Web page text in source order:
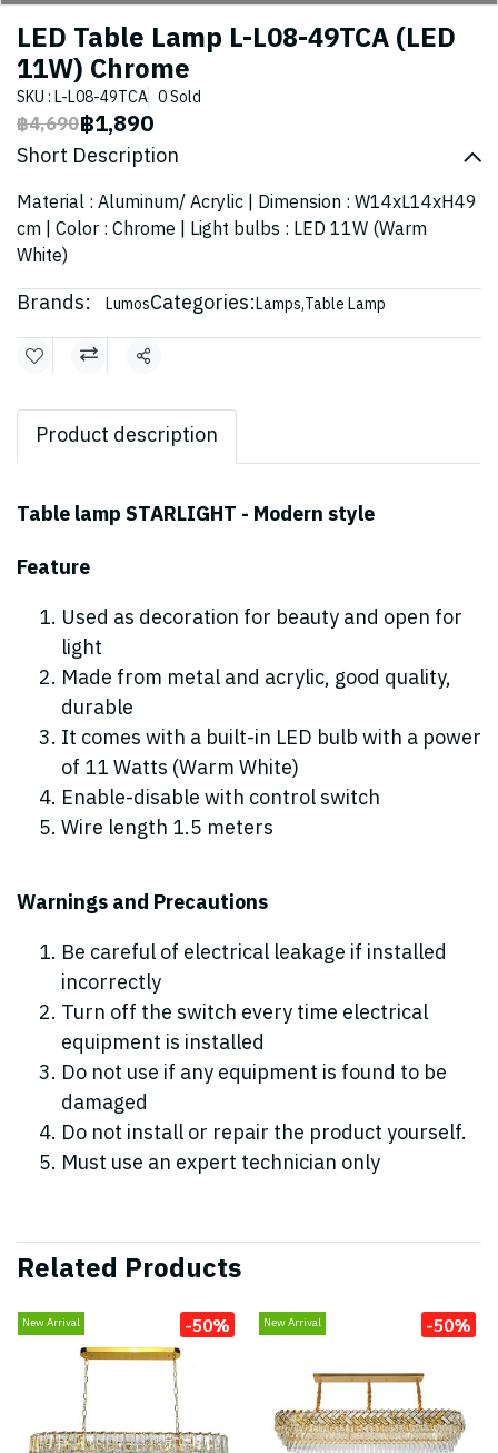
LED Table Lamp L-L08-49TCA (LED
11W) Chrome
SKU : L-L08-49TCA 0 Sold
฿4,690฿1,890
Short Description
Material : Aluminum/ Acrylic | Dimension : W14xL14xH49
cm | Color : Chrome | Light bulbs : LED 11W (Warm
White)
Brands: LumosCategories:Lamps,Table Lamp
Share
Product description
Table lamp STARLIGHT - Modern style
Feature
Used as decoration for beauty and open for
light
Made from metal and acrylic, good quality,
durable
It comes with a built-in LED bulb with a power
of 11 Watts (Warm White)
Enable-disable with control switch
Wire length 1.5 meters
Warnings and Precautions
Be careful of electrical leakage if installed
incorrectly
Turn off the switch every time electrical
equipment is installed
Do not use if any equipment is found to be
damaged
Do not install or repair the product yourself.
Must use an expert technician only
Related Products
New Arrival -50% New Arrival -50%